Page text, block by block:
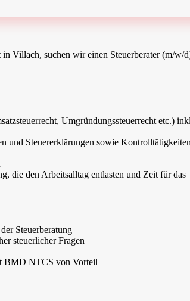
Villach, suchen wir einen Steuerberater (m/w/
Umgründungssteuerrecht etc.)
und Steuererklärungen sowie
die den Arbeitsalltag entlasten und Zeit für das
Steuerberatung
steuerlicher Fragen
BMD NTCS von Vorteil